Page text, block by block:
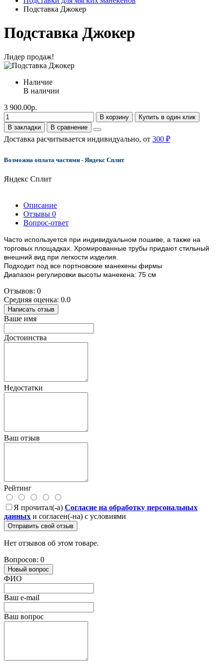
Подставка Джокер
Подставка Джокер
Лидер продаж!
Наличие
В наличии
3 900.00р.
В корзину
Купить в один клик
В закладки
В сравнение
Доставка расчитывается индивидуально, от 300 ₽
Возможна оплата частями - Яндекс Сплит
Яндекс Сплит
Описание
Отзывы 0
Вопрос-ответ
Часто используется при индивидуальном пошиве, а также на
торговых площадках. Хромированные трубы придают стильный
внешний вид при легкости изделия.
Подходит под все портновские манекены фирмы
Диапазон регулировки высоты манекена: 75 см
Отзывов: 0
Средняя оценка: 0.0
Написать отзыв
Ваше имя
Достоинства
Недостатки
Ваш отзыв
Рейтинг
Я прочитал(-а) Согласие на обработку персональных
данных и согласен(-на) с условиями
Отправить свой отзыв
Нет отзывов об этом товаре.
Вопросов: 0
Новый вопрос
ФИО
Ваш e-mail
Ваш вопрос